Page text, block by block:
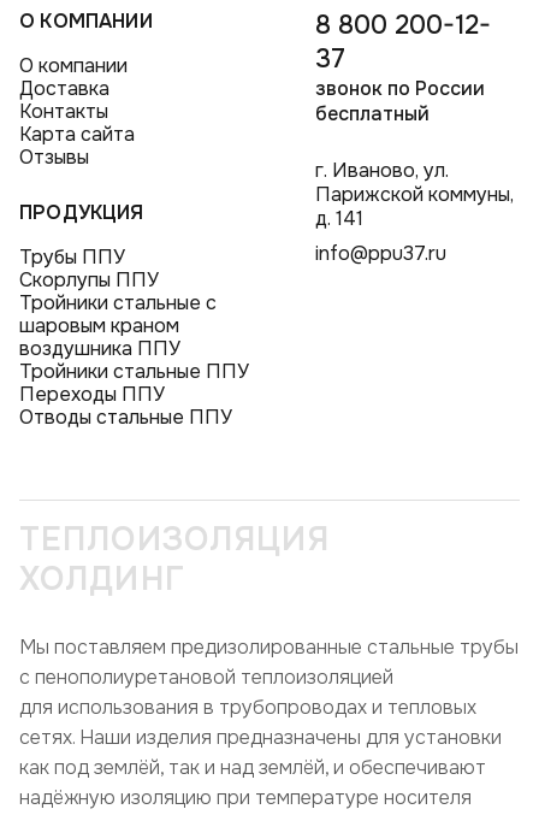
О КОМПАНИИ
О компании
Доставка
Контакты
Карта сайта
Отзывы
ПРОДУКЦИЯ
Трубы ППУ
Скорлупы ППУ
Тройники стальные с
шаровым краном
воздушника ППУ
Тройники стальные ППУ
Переходы ППУ
Отводы стальные ППУ
8 800 200-12-
37
звонок по России
бесплатный
г. Иваново, ул.
Парижской коммуны,
д. 141
info@ppu37.ru
ТЕПЛОИЗОЛЯЦИЯ
ХОЛДИНГ
Мы поставляем предизолированные стальные трубы
с пенополиуретановой теплоизоляцией
для использования в трубопроводах и тепловых
сетях. Наши изделия предназначены для установки
как под землёй, так и над землёй, и обеспечивают
надёжную изоляцию при температуре носителя